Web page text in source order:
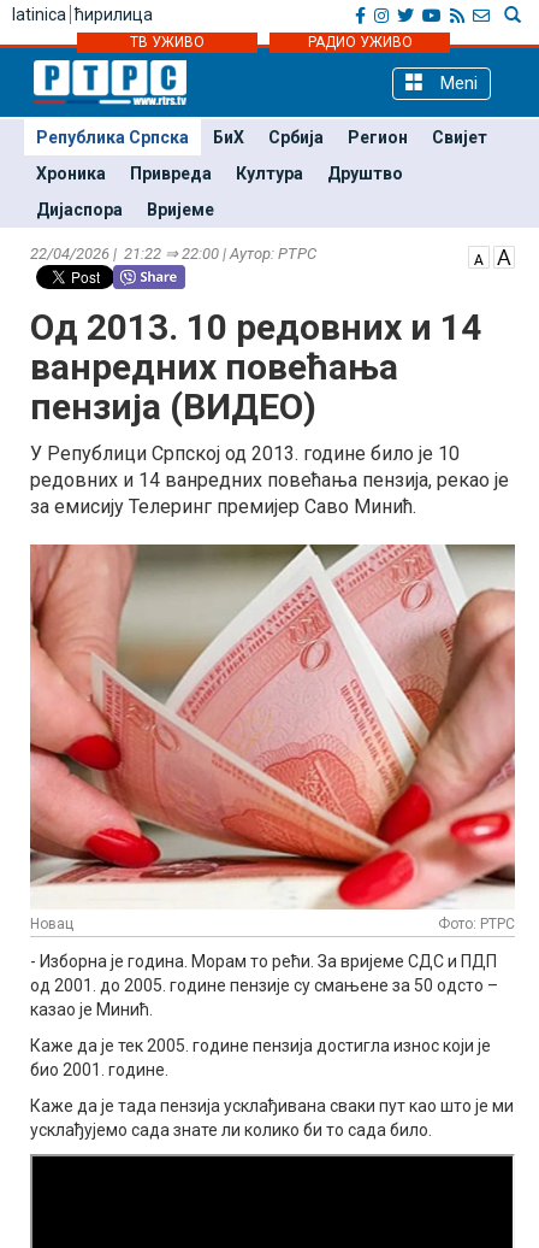
latinica ћирилица
ТВ УЖИВО РАДИО УЖИВО
Meni
Република Српска БиХ Србија Регион
Свијет
Хроника
Привреда Култура
Друштво
Дијаспора
Вријеме
22/04/2026 | 21:22 ⇒ 22:00 | Аутор: РТРС
Од 2013. 10 редовних и 14
ванредних повећања
пензија (ВИДЕО)
У Републици Српској од 2013. године било је 10
редовних и 14 ванредних повећања пензија, рекао је
за емисију Телеринг премијер Саво Минић.
Новац Фото: РТРС
- Изборна је година. Морам то рећи. За вријеме СДС и ПДП
од 2001. до 2005. године пензије су смањене за 50 одсто –
казао је Минић.
Каже да је тек 2005. године пензија достигла износ који је
био 2001. године.
Каже да је тада пензија усклађивана сваки пут као што је ми
усклађујемо сада знате ли колико би то сада било.